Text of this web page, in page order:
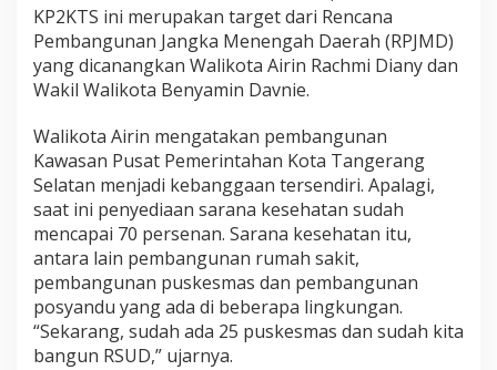
KP2KTS ini merupakan target dari Rencana
Pembangunan Jangka Menengah Daerah (RPJMD)
yang dicanangkan Walikota Airin Rachmi Diany dan
Wakil Walikota Benyamin Davnie.
Walikota Airin mengatakan pembangunan
Kawasan Pusat Pemerintahan Kota Tangerang
Selatan menjadi kebanggaan tersendiri. Apalagi,
saat ini penyediaan sarana kesehatan sudah
mencapai 70 persenan. Sarana kesehatan itu,
antara lain pembangunan rumah sakit,
pembangunan puskesmas dan pembangunan
posyandu yang ada di beberapa lingkungan.
“Sekarang, sudah ada 25 puskesmas dan sudah kita
bangun RSUD,” ujarnya.